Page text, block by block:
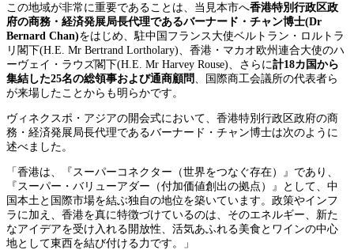
この地域が非常に重要であることは、当見本市へ香港特別行政区政
府の商務・経済発展局長代理であるバーナード・チャン博士(Dr
Bernard Chan)をはじめ、駐中国フランス大使ベルトラン・ロルトラ
リ閣下(H.E. Mr Bertrand Lortholary)、香港・マカオ欧州連合大使のハ
ーヴェイ・ラウズ閣下(H.E. Mr Harvey Rouse)、さらに計18カ国から
集結した25名の総領事および通商顧問
、国際商工会議所の代表者ら
が来場したことからも明らかです。
ヴィネクスポ・アジアの開会式において、香港特別行政区政府の商
務・経済発展局長代理であるバーナード・チャン博士は次のように
述べました。
「香港は、『スーパーコネクター（世界をつなぐ存在）』であり、
『スーパー・バリューアダー（付加価値創出の拠点）』として、中
国本土と国際市場を結ぶ独自の地位を築いています。政策やインフ
ラに加え、香港を真に特徴づけているのは、そのエネルギー、新た
なアイデアを受け入れる開放性、活気あふれる美食とワインの中心
地として東西を結び付ける力です。」